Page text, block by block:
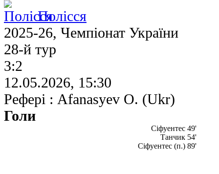
Полісся
2025-26, Чемпіонат України
28-й тур
3:2
12.05.2026, 15:30
Рефері : Afanasyev O. (Ukr)
Голи
Сіфуентес 49'
Танчик 54'
Сіфуентес (п.) 89'